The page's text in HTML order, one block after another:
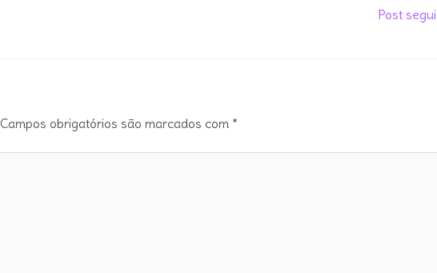
Post
Campos obrigatórios são marcados com *